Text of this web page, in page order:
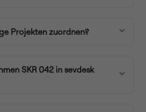
Projekten zuordnen?
SKR 042 in sevdesk